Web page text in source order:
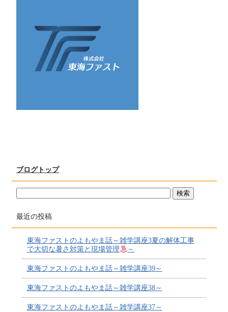
ブログトップ
最近の投稿
東海ファストのよもやま話～雑学講座3夏の解体工事
で大切な暑さ対策と現場管理
～
東海ファストのよもやま話～雑学講座39～
東海ファストのよもやま話～雑学講座38～
東海ファストのよもやま話～雑学講座37～